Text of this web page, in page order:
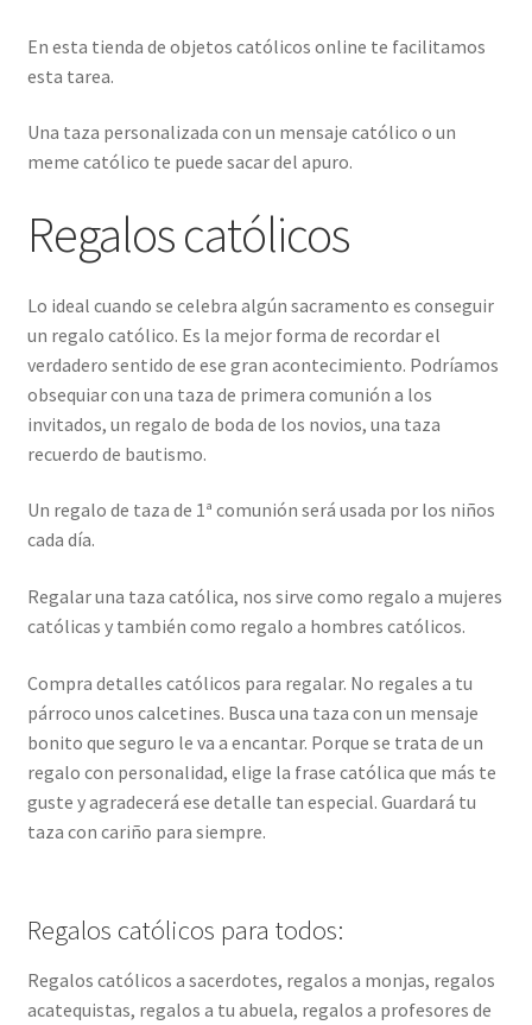
En esta tienda de objetos católicos online te facilitamos
esta tarea.
Una taza personalizada con un mensaje católico o un
meme católico te puede sacar del apuro.
Regalos católicos
Lo ideal cuando se celebra algún sacramento es conseguir
un regalo católico. Es la mejor forma de recordar el
verdadero sentido de ese gran acontecimiento. Podríamos
obsequiar con una taza de primera comunión a los
invitados, un regalo de boda de los novios, una taza
recuerdo de bautismo.
Un regalo de taza de 1ª comunión será usada por los niños
cada día.
Regalar una taza católica, nos sirve como regalo a mujeres
católicas y también como regalo a hombres católicos.
Compra detalles católicos para regalar. No regales a tu
párroco unos calcetines. Busca una taza con un mensaje
bonito que seguro le va a encantar. Porque se trata de un
regalo con personalidad, elige la frase católica que más te
guste y agradecerá ese detalle tan especial. Guardará tu
taza con cariño para siempre.
Regalos católicos para todos:
Regalos católicos a sacerdotes, regalos a monjas, regalos
acatequistas, regalos a tu abuela, regalos a profesores de